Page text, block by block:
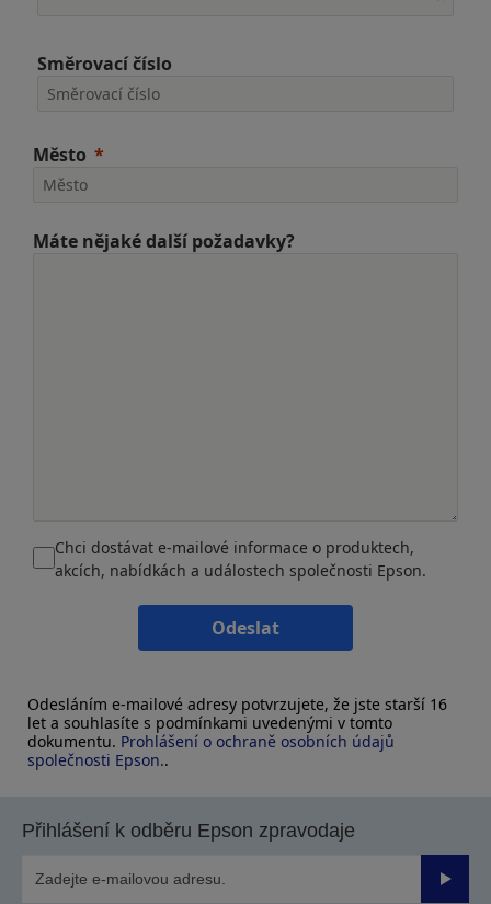
Směrovací číslo
Město
Máte nějaké další požadavky?
Chci dostávat e-mailové informace o produktech,
akcích, nabídkách a událostech společnosti Epson.
Odeslat
Odesláním e-mailové adresy potvrzujete, že jste starší 16
let a souhlasíte s podmínkami uvedenými v tomto
dokumentu. Prohlášení o ochraně osobních údajů
společnosti Epson..
Přihlášení k odběru Epson zpravodaje